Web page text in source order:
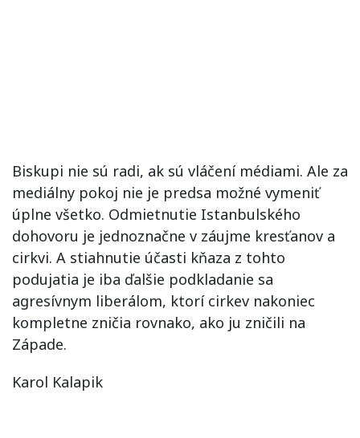
Biskupi nie sú radi, ak sú vláčení médiami. Ale za
mediálny pokoj nie je predsa možné vymeniť
úplne všetko. Odmietnutie Istanbulského
dohovoru je jednoznačne v záujme kresťanov a
cirkvi. A stiahnutie účasti kňaza z tohto
podujatia je iba ďalšie podkladanie sa
agresívnym liberálom, ktorí cirkev nakoniec
kompletne zničia rovnako, ako ju zničili na
Západe.
Karol Kalapik